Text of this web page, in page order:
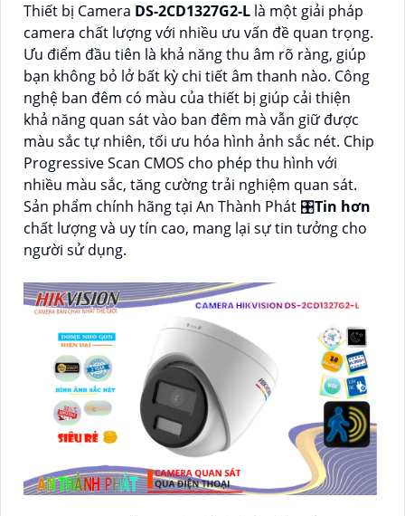
Thiết bị Camera DS-2CD1327G2-L là một giải pháp
camera chất lượng với nhiều ưu vấn đề quan trọng.
Ưu điểm đầu tiên là khả năng thu âm rõ ràng, giúp
bạn không bỏ lở bất kỳ chi tiết âm thanh nào. Công
nghệ ban đêm có màu của thiết bị giúp cải thiện
khả năng quan sát vào ban đêm mà vẫn giữ được
màu sắc tự nhiên, tối ưu hóa hình ảnh sắc nét. Chip
Progressive Scan CMOS cho phép thu hình với
nhiều màu sắc, tăng cường trải nghiệm quan sát.
Sản phẩm chính hãng tại An Thành Phát 🎛Tin hơn
chất lượng và uy tín cao, mang lại sự tin tưởng cho
người sử dụng.